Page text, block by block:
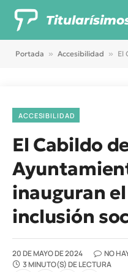
Portada » Accesibilidad » El
ACCESIBILIDAD
El Cabildo
inauguran
inclusión
20 DE MAYO DE 2024
NO
3 MINUTO(S) DE LECTURA